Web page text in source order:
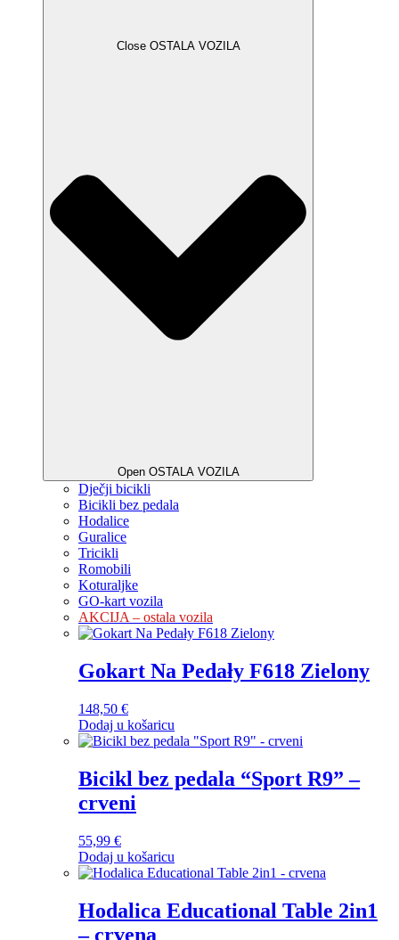
Close OSTALA VOZILA
Open OSTALA VOZILA
Dječji bicikli
Bicikli bez pedala
Hodalice
Guralice
Tricikli
Romobili
Koturaljke
GO-kart vozila
AKCIJA – ostala vozila
Gokart Na Pedały F618 Zielony
148,50 €
Dodaj u košaricu
Bicikl bez pedala “Sport R9” –
crveni
55,99 €
Dodaj u košaricu
Hodalica Educational Table 2in1
– crvena